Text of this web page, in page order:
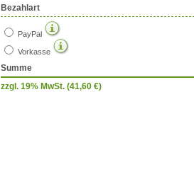
Bezahlart
PayPal
Vorkasse
Summe
zzgl. 19% MwSt. (41,60 €)